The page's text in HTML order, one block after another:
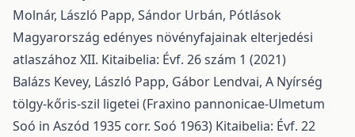
Molnár, László Papp, Sándor Urbán, Pótlások
Magyarország edényes növényfajainak elterjedési
atlaszához XII. Kitaibelia: Évf. 26 szám 1 (2021)
Balázs Kevey, László Papp, Gábor Lendvai, A Nyírség
tölgy-kőris-szil ligetei (Fraxino pannonicae-Ulmetum
Soó in Aszód 1935 corr. Soó 1963) Kitaibelia: Évf. 22